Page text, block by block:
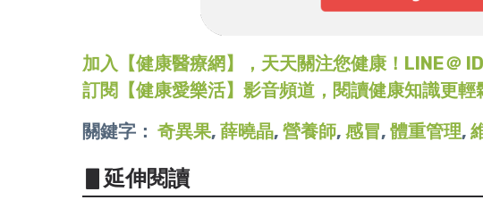
加入【健康醫療網】，天天關注您健康！LINE＠
訂閱【健康愛樂活】影音頻道，閱讀健康知識更輕
關鍵字： 奇異果, 薛曉晶, 營養師, 感冒, 體重管理,
▋延伸閱讀